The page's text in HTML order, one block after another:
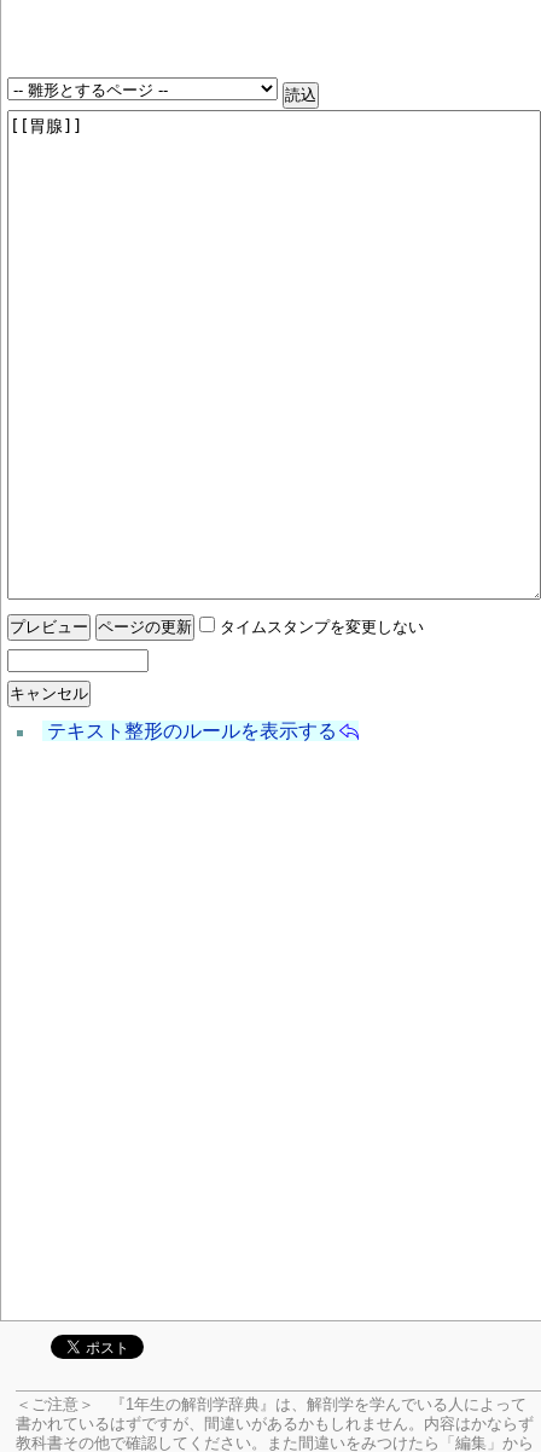
タイムスタンプを変更しない
テキスト整形のルールを表示する
＜ご注意＞ 『1年生の解剖学辞典』は、解剖学を学んでいる人によって
書かれているはずですが、間違いがあるかもしれません。内容はかならず
教科書その他で確認してください。
また間違いをみつけたら「編集」から